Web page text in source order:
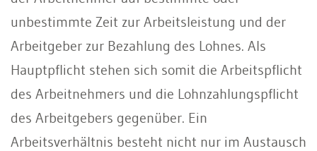
unbestimmte Zeit zur Arbeitsleistung und der
Arbeitgeber zur Bezahlung des Lohnes. Als
Hauptpflicht stehen sich somit die Arbeitspflicht
des Arbeitnehmers und die Lohnzahlungspflicht
des Arbeitgebers gegenüber. Ein
Arbeitsverhältnis besteht nicht nur im Austausch